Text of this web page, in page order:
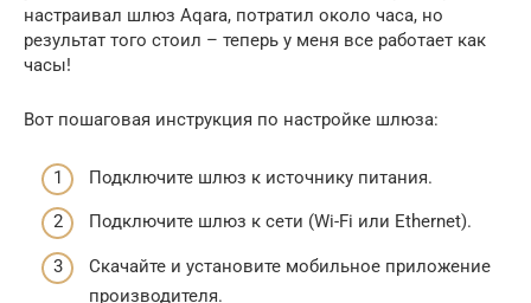
настраивал шлюз Aqara, потратил около часа, но
результат того стоил – теперь у меня все работает как
часы!
Вот пошаговая инструкция по настройке шлюза:
Подключите шлюз к источнику питания.
Подключите шлюз к сети (Wi-Fi или Ethernet).
Скачайте и установите мобильное приложение
производителя.